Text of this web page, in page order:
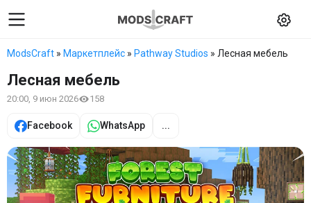
ModsCraft » Маркетплейс » Pathway Studios » Лесная мебель
Лесная мебель
20:00, 9 июн 2026 158
Facebook WhatsApp ...